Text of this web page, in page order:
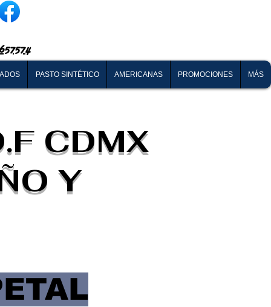
PASTO SINTÉTICO AMERICANAS PROMOCIONES MÁS
CDMX
Y